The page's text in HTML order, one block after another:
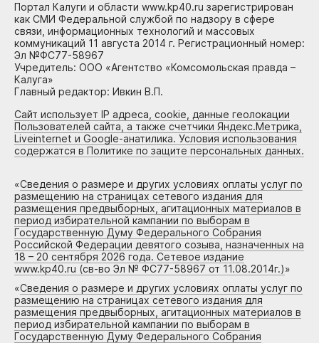
Портал Калуги и области www.kp40.ru зарегистрирован
как СМИ Федеральной службой по надзору в сфере
связи, информационных технологий и массовых
коммуникаций 11 августа 2014 г. Регистрационный номер:
Эл №ФС77-58967
Учредитель: ООО «Агентство «Комсомольская правда –
Калуга»
Главный редактор: Ивкин В.П.
Сайт использует IP адреса, cookie, данные геолокации
Пользователей сайта, а также счетчики Яндекс.Метрика,
Liveinternet и Google-анатилика. Условия использования
содержатся в Политике по защите персональных данных.
«Сведения о размере и других условиях оплаты услуг по
размещению на страницах сетевого издания для
размещения предвыборных, агитационных материалов в
период избирательной кампании по выборам в
Государственную Думу Федерального Собрания
Российской Федерации девятого созыва, назначенных на
18 – 20 сентября 2026 года. Сетевое издание
www.kp40.ru (св-во Эл № ФС77-58967 от 11.08.2014г.)»
«Сведения о размере и других условиях оплаты услуг по
размещению на страницах сетевого издания для
размещения предвыборных, агитационных материалов в
период избирательной кампании по выборам в
Государственную Думу Федерального Собрания